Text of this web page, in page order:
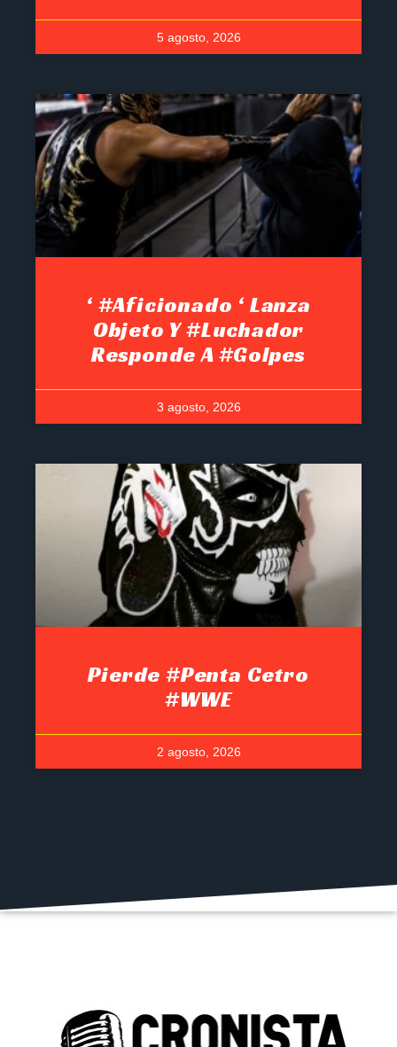
5 agosto, 2026
‘ #Aficionado ‘ Lanza
Objeto Y #luchador
Responde A #golpes
3 agosto, 2026
Pierde #Penta Cetro
#WWE
2 agosto, 2026